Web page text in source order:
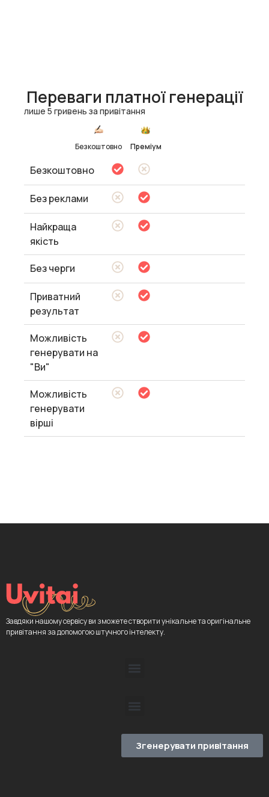
Переваги платної генерації
лише 5 гривень за привітання
Безкоштовно Преміум
Безкоштовно
Без реклами
Найкраща
якість
Без черги
Приватний
результат
Можливість
генерувати на
"Ви"
Можливість
генерувати
вірші
Завдяки нашому сервісу ви зможете створити унікальне та оригінальне
привітання за допомогою штучного інтелекту.
Згенерувати привітання